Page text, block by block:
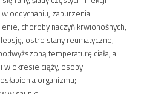
oddychaniu, zaburzenia
choroby naczyń krwionośnych,
ostre stany reumatyczne,
temperaturę ciała, a
w okresie ciąży, osoby
organizmu;